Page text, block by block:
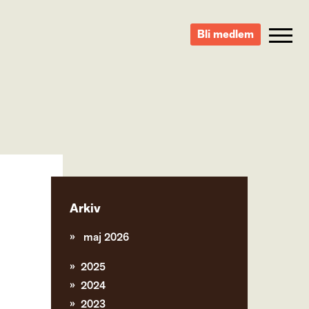
Bli medlem
Arkiv
maj 2026
2025
2024
2023